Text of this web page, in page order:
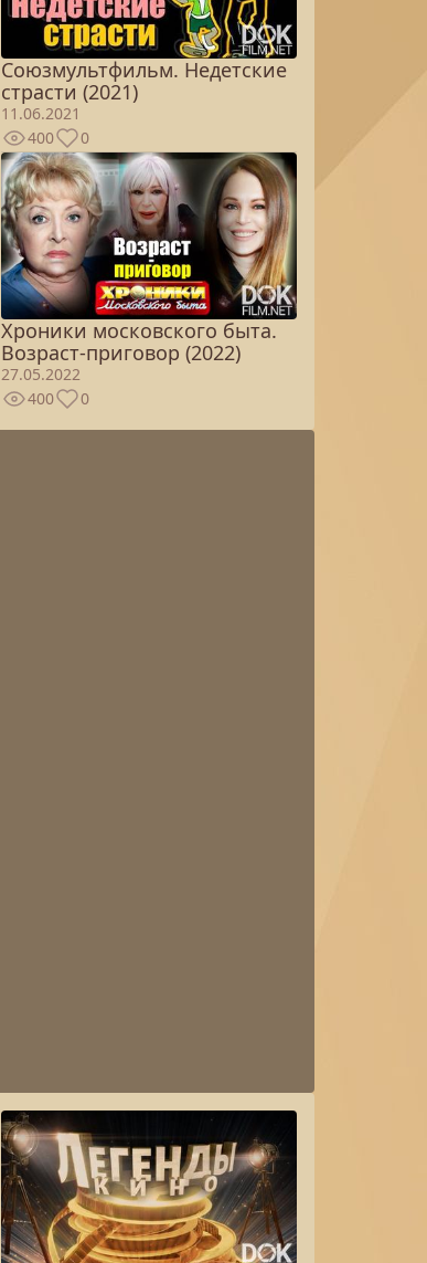
Союзмультфильм. Недетские
страсти (2021)
11.06.2021
400
0
Хроники московского быта.
Возраст-приговор (2022)
27.05.2022
400
0